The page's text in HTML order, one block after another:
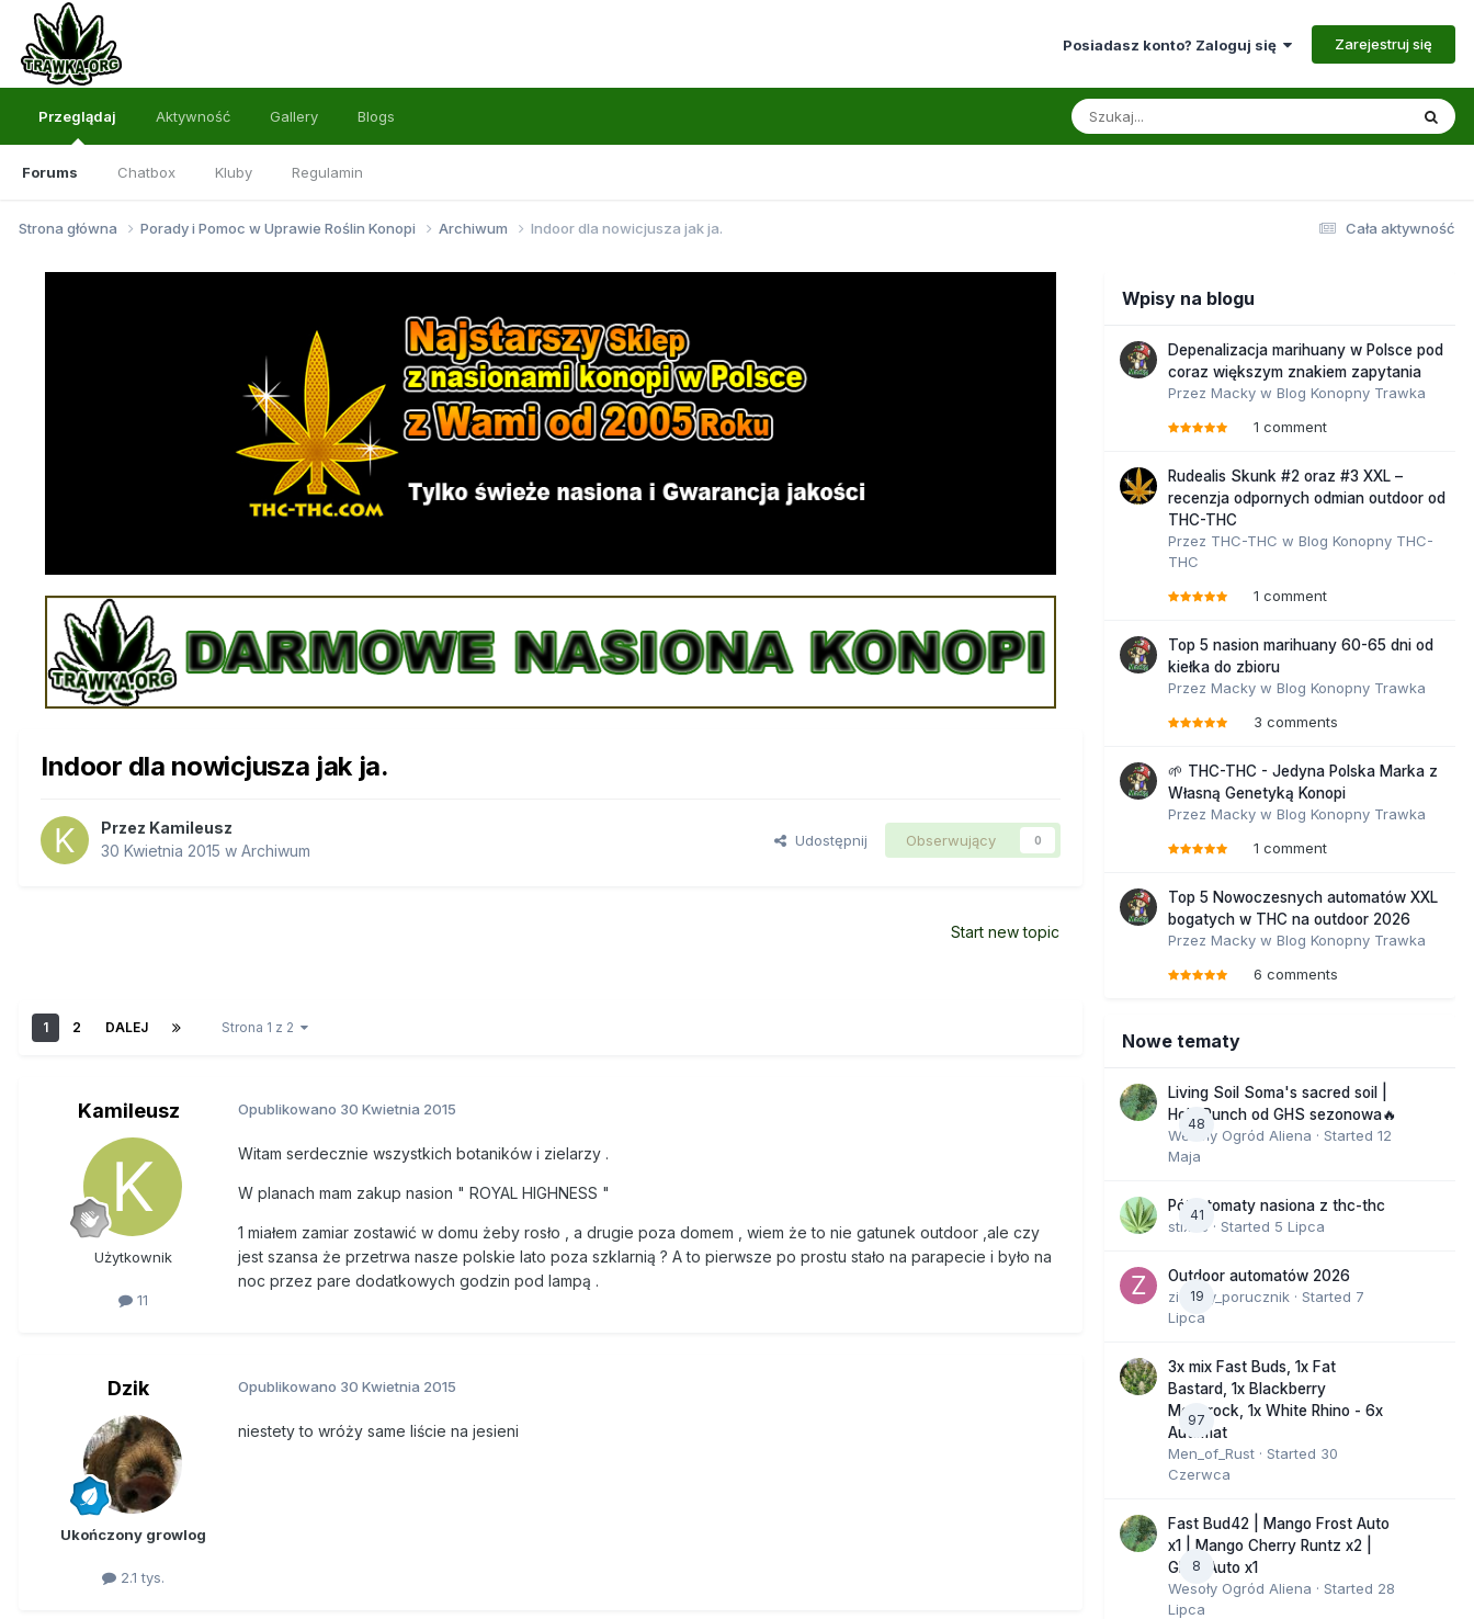
Posiadasz konto? Zaloguj się Zarejestruj się
Przeglądaj
Forums Chatbox Kluby Regulamin
Aktywność Gallery Blogs
Cała aktywność
Strona główna Porady i Pomoc w Uprawie Roślin Konopi Archiwum Indoor dla nowicjusza jak ja.
Indoor dla nowicjusza jak ja.
Przez Kamileusz
30 Kwietnia 2015 w Archiwum
Udostępnij Obserwujący 0
Start new topic
1 2 DALEJ Strona 1 z 2
Kamileusz
Użytkownik
11
Opublikowano 30 Kwietnia 2015
Witam serdecznie wszystkich botaników i zielarzy .
W planach mam zakup nasion " ROYAL HIGHNESS "
1 miałem zamiar zostawić w domu żeby rosło , a drugie poza domem , wiem że to nie gatunek outdoor ,ale czy
jest szansa że przetrwa nasze polskie lato poza szklarnią ? A to pierwsze po prostu stało na parapecie i było na
noc przez pare dodatkowych godzin pod lampą .
Dzik
Ukończony growlog
2.1 tys.
Opublikowano 30 Kwietnia 2015
niestety to wróży same liście na jesieni
Wpisy na blogu
Depenalizacja marihuany w Polsce pod
coraz większym znakiem zapytania
Przez Macky w Blog Konopny Trawka
1 comment
Rudealis Skunk #2 oraz #3 XXL –
recenzja odpornych odmian outdoor od
THC-THC
Przez THC-THC w Blog Konopny THC-
THC
1 comment
Top 5 nasion marihuany 60-65 dni od
kiełka do zbioru
Przez Macky w Blog Konopny Trawka
3 comments
🌱 THC-THC - Jedyna Polska Marka z
Własną Genetyką Konopi
Przez Macky w Blog Konopny Trawka
1 comment
Top 5 Nowoczesnych automatów XXL
bogatych w THC na outdoor 2026
Przez Macky w Blog Konopny Trawka
6 comments
Nowe tematy
48
Living Soil Soma's sacred soil |
Holy Punch od GHS sezonowa🔥
Wesoły Ogród Aliena · Started 12
Maja
41
Półautomaty nasiona z thc-thc
stix33 · Started 5 Lipca
19
Outdoor automatów 2026
zielony_porucznik · Started 7
Lipca
97
3x mix Fast Buds, 1x Fat
Bastard, 1x Blackberry
Moonrock, 1x White Rhino - 6x
Automat
Men_of_Rust · Started 30
Czerwca
8
Fast Bud42 | Mango Frost Auto
x1 | Mango Cherry Runtz x2 |
GMO Auto x1
Wesoły Ogród Aliena · Started 28
Lipca